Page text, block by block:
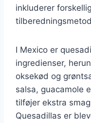
inkluderer
I Mexico er
ingredienser,
oksekød og
salsa, guacamole
tilføjer ekstra
Quesadillas er